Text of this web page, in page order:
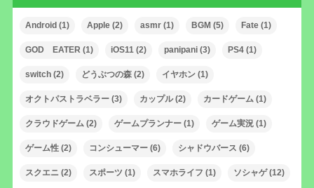
Android (1) Apple(2) asmr(1) BGM (5) Fate(1)
GOD EATER (1) iOS11(2) panipani(3) PS4(1)
switch(2) どうぶつの森(2) イヤホン(1)
オクトパストラベラー(3) カップル(2) カードゲーム(1)
クラウドゲーム(2) ゲームプランナー(1) ゲーム実況(1)
ゲーム性(2) コンシューマー(6) シャドウバース (6)
スクエニ(2) スポーツ (1) スマホライフ (1) ソシャゲ(12)